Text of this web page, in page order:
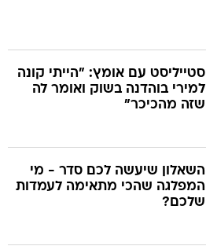
סטייליסט עם אומץ: "הייתי קונה
למירי בוהדנה בשוק ואומר לה
שזה מהכיכר"
השאלון שיעשה לכם סדר - מי
המפלגה שהכי מתאימה לעמדות
שלכם?